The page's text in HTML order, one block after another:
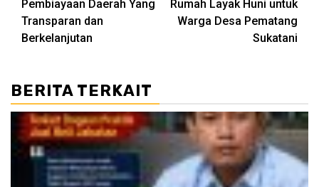
Pembiayaan Daerah Yang
Transparan dan
Berkelanjutan
Rumah Layak Huni untuk
Warga Desa Pematang
Sukatani
BERITA TERKAIT